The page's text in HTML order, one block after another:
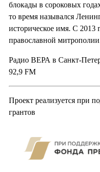
блокады в сороковых
то время назывался
историческое имя. С
православной
Радио ВЕРА в Санкт-
92,9 FM
Проект реализуется при
грантов